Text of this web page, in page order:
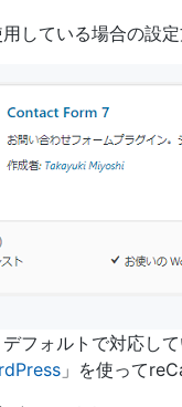
している場合の設定
フォルトで対応し
」を使って